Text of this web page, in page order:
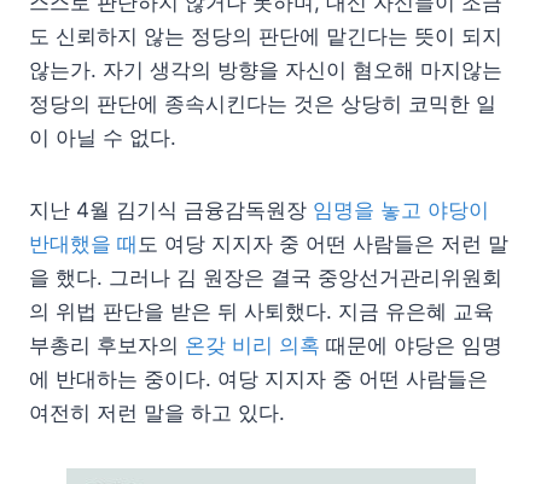
도 신뢰하지 않는 정당의 판단에 맡긴다는 뜻이 되지
않는가. 자기 생각의 방향을 자신이 혐오해 마지않는
정당의 판단에 종속시킨다는 것은 상당히 코믹한 일
이 아닐 수 없다.
지난 4월 김기식 금융감독원장 임명을 놓고 야당이
반대했을 때 도 여당 지지자 중 어떤 사람들은 저런 말
을 했다. 그러나 김 원장은 결국 중앙선거관리위원회
의 위법 판단을 받은 뒤 사퇴했다. 지금 유은혜 교육
부총리 후보자의 온갖 비리 의혹 때문에 야당은 임명
에 반대하는 중이다. 여당 지지자 중 어떤 사람들은
여전히 저런 말을 하고 있다.